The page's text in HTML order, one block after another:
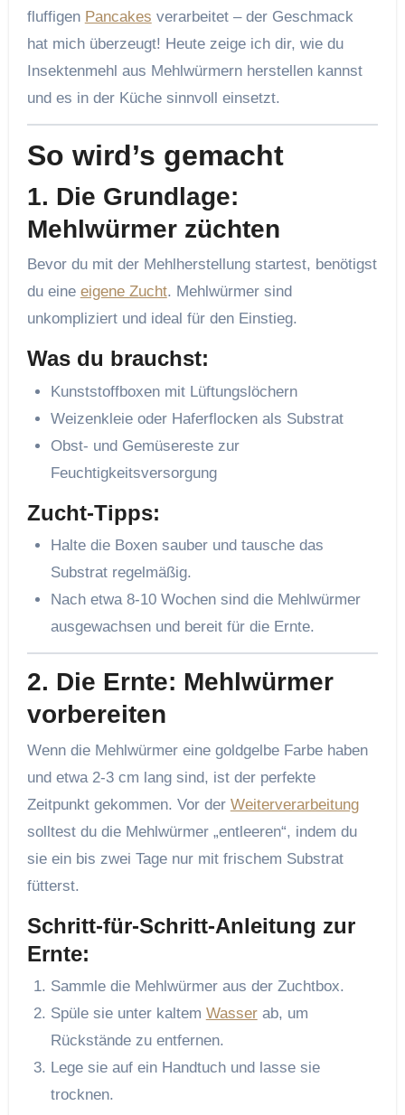
fluffigen Pancakes verarbeitet – der Geschmack
hat mich überzeugt! Heute zeige ich dir, wie du
Insektenmehl aus Mehlwürmern herstellen kannst
und es in der Küche sinnvoll einsetzt.
So wird’s gemacht
1. Die Grundlage:
Mehlwürmer züchten
Bevor du mit der Mehlherstellung startest, benötigst
du eine eigene Zucht. Mehlwürmer sind
unkompliziert und ideal für den Einstieg.
Was du brauchst:
Kunststoffboxen mit Lüftungslöchern
Weizenkleie oder Haferflocken als Substrat
Obst- und Gemüsereste zur
Feuchtigkeitsversorgung
Zucht-Tipps:
Halte die Boxen sauber und tausche das
Substrat regelmäßig.
Nach etwa 8-10 Wochen sind die Mehlwürmer
ausgewachsen und bereit für die Ernte.
2. Die Ernte: Mehlwürmer
vorbereiten
Wenn die Mehlwürmer eine goldgelbe Farbe haben
und etwa 2-3 cm lang sind, ist der perfekte
Zeitpunkt gekommen. Vor der Weiterverarbeitung
solltest du die Mehlwürmer „entleeren“, indem du
sie ein bis zwei Tage nur mit frischem Substrat
fütterst.
Schritt-für-Schritt-Anleitung zur
Ernte:
Sammle die Mehlwürmer aus der Zuchtbox.
Spüle sie unter kaltem Wasserab, um
Rückstände zu entfernen.
Lege sie auf ein Handtuch und lasse sie
trocknen.